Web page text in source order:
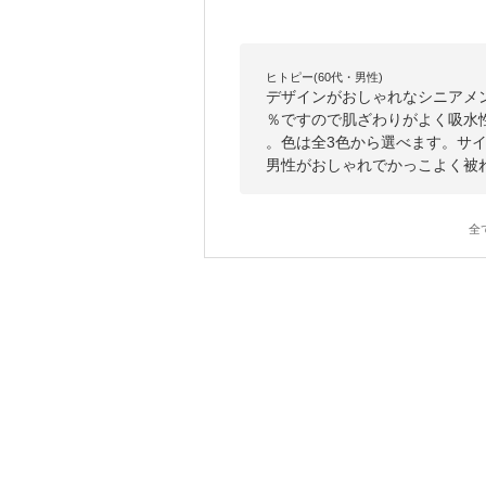
ヒトピー(60代・男性)
デザインがおしゃれなシニア
％ですので肌ざわりがよく吸
。色は全3色から選べます。サ
男性がおしゃれでかっこよく
全